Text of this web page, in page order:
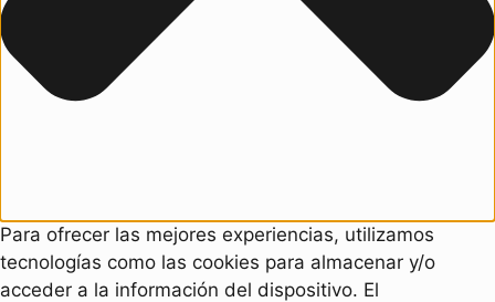
Para ofrecer las mejores experiencias, utilizamos
tecnologías como las cookies para almacenar y/o
acceder a la información del dispositivo. El